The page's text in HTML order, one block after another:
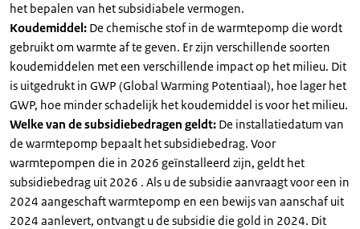
het bepalen van het subsidiabele vermogen.
Koudemiddel: De chemische stof in de warmtepomp die wordt
gebruikt om warmte af te geven. Er zijn verschillende soorten
koudemiddelen met een verschillende impact op het milieu. Dit
is uitgedrukt in GWP (Global Warming Potentiaal), hoe lager het
GWP, hoe minder schadelijk het koudemiddel is voor het milieu.
Welke van de subsidiebedragen geldt: De installatiedatum van
de warmtepomp bepaalt het subsidiebedrag. Voor
warmtepompen die in 2026 geïnstalleerd zijn, geldt het
subsidiebedrag uit 2026 . Als u de subsidie aanvraagt voor een in
2024 aangeschaft warmtepomp en een bewijs van aanschaf uit
2024 aanlevert, ontvangt u de subsidie die gold in 2024. Dit